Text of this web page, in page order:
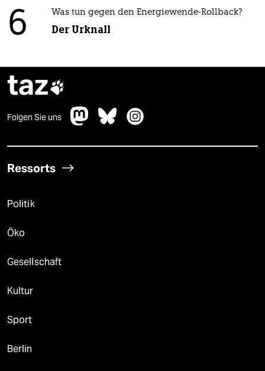
6 Was tun gegen den Energiewende-Rollback?
Der Urknall
taz
Folgen Sie uns
Ressorts
Politik
Öko
Gesellschaft
Kultur
Sport
Berlin